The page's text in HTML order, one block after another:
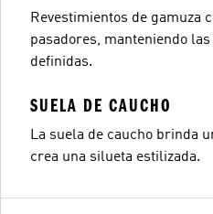
Revestimientos de gamuza
pasadores, manteniendo
definidas.
SUELA DE CAUCHO
La suela de caucho brinda
crea una silueta estilizada.